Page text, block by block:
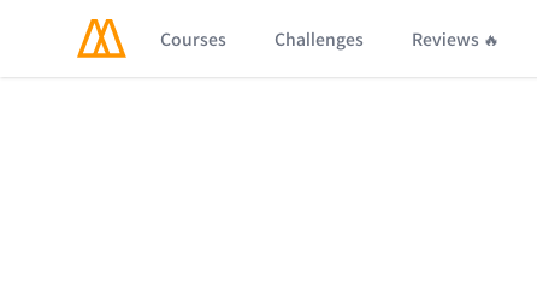
Courses Challenges Reviews 🔥